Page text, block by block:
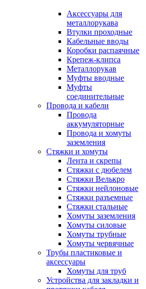
Аксессуары для
металлорукава
Втулки проходные
Кабельные вводы
Коробки распаячные
Крепеж-клипса
Металлорукав
Муфты вводные
Муфты
соединительные
Провода и кабели
Провода
аккумуляторные
Провода и хомуты
заземления
Стяжки и хомуты
Лента и скрепы
Стяжки c дюбелем
Стяжки Велькро
Стяжки нейлоновые
Стяжки разъемные
Стяжки стальные
Хомуты заземления
Хомуты силовые
Хомуты трубные
Хомуты червячные
Трубы пластиковые и
аксессуары
Хомуты для труб
Устройства для закладки и